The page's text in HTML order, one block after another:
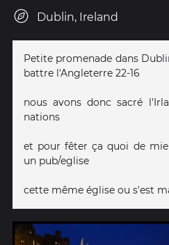
Dublin, Ireland
Petite promenade dans
battre l'Angleterre 22-16
nous avons donc sacré
nations
et pour fêter ça quoi de
un pub/eglise
cette même église ou s'est